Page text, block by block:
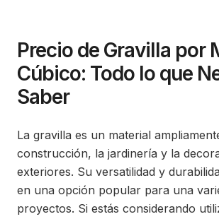
Precio de Gravilla por
Cúbico: Todo lo que
Saber
La gravilla es un material
construcción, la jardinería y la
exteriores. Su versatilidad y
en una opción popular para una
proyectos. Si estás considerando